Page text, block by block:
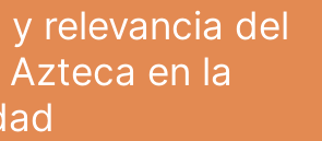
y relevancia del
Azteca en la